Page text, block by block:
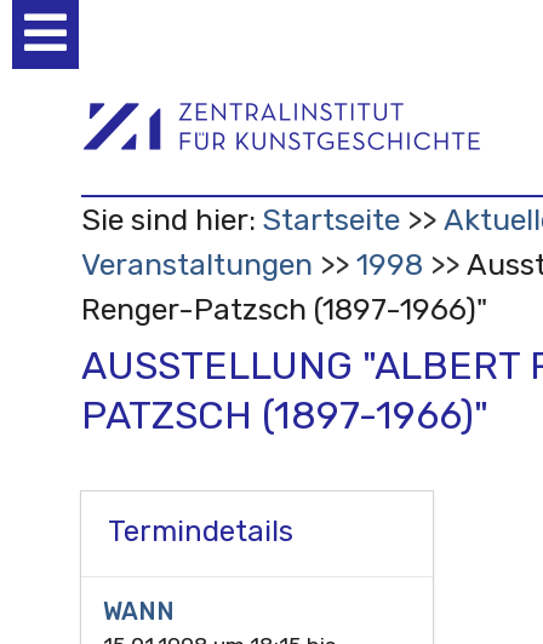
Werkzeuge
Sie sind hier: Startseite
Veranstaltungen
1998
Renger-Patzsch (1897-1966)"
AUSSTELLUNG "ALBERT
PATZSCH (1897-1966)"
Termindetails
WANN